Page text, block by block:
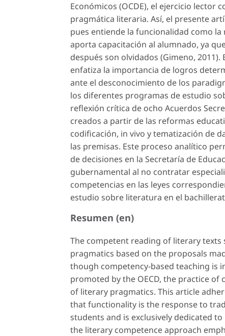
Económicos (OCDE), el ejercicio lector
pragmática literaria. Así, el presente
pues entiende la funcionalidad como la
aporta capacitación al alumnado, ya
después son olvidados (Gimeno,
enfatiza la importancia de logros
ante el desconocimiento de los
los diferentes programas de estudio
reflexión crítica de ocho Acuerdos
creados a partir de las reformas
codificación, in vivo ytematización de
las premisas. Este proceso analítico
de decisiones en la Secretaría de
gubernamental al no contratar
competencias en las leyes
estudio sobre literatura en el
Resumen (en)
The competent reading of literary
pragmatics based on the proposals
though competency-based teaching is
promoted by the OECD, the practice
of literary pragmatics. This article
that functionality is the response to
students and is exclusively dedicated
the literary competence approach